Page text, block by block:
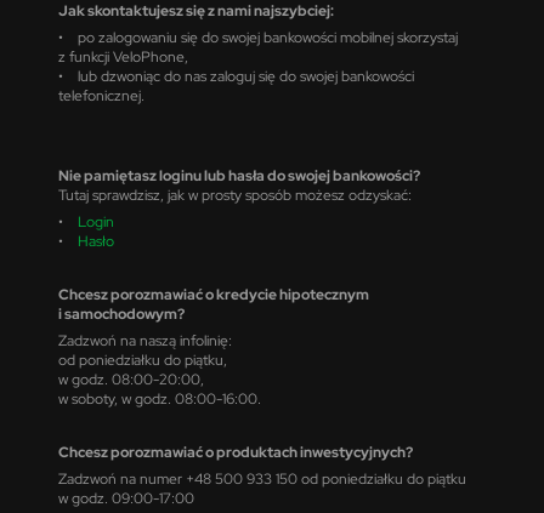
Jak skontaktujesz się z nami najszybciej:
• po zalogowaniu się do swojej bankowości mobilnej skorzystaj
z funkcji VeloPhone,
• lub dzwoniąc do nas zaloguj się do swojej bankowości
telefonicznej.
Nie pamiętasz loginu lub hasła do swojej bankowości?
Tutaj sprawdzisz, jak w prosty sposób możesz odzyskać:
• Login
• Hasło
Chcesz porozmawiać o kredycie hipotecznym
i samochodowym?
Zadzwoń na naszą infolinię:
od poniedziałku do piątku,
w godz. 08:00-20:00,
w soboty, w godz. 08:00-16:00.
Chcesz porozmawiać o produktach inwestycyjnych?
Zadzwoń na numer +48 500 933 150 od poniedziałku do piątku
w godz. 09:00-17:00